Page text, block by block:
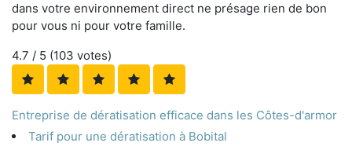
dans votre environnement direct ne présage rien de bon
pour vous ni pour votre famille.
4.7 / 5 (103 votes)
Entreprise de dératisation efficace dans les Côtes-d'armor
Tarif pour une dératisation à Bobital